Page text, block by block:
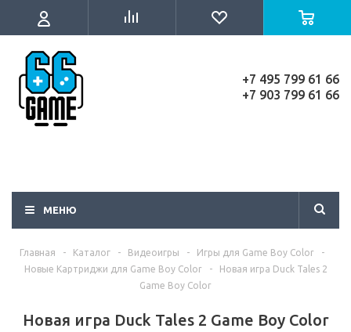
+7 495 799 61 66
+7 903 799 61 66
МЕНЮ
Главная - Каталог - Видеоигры - Игры для Game Boy Color
-
Новые Картриджи для Game Boy Color
-
Новая игра Duck Tales 2
Game Boy Color
Новая игра Duck Tales 2 Game Boy Color